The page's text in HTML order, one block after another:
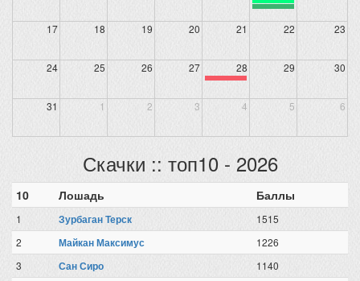
17 18 19 20 21 22 23
24 25 26 27 28 29 30
31 1 2 3 4 5 6
Скачки :: топ10 - 2026
10 Лошадь Баллы
1 Зурбаган Терск
1515
2
Майкан Максимус
1226
3
Сан Сиро 1140